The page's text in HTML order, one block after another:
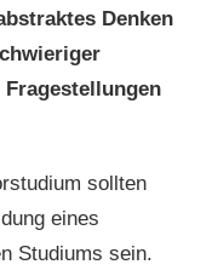
Denken
sollten
eines
Studiums sein.